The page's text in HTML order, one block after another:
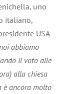
uno
italiano,
USA
abbiamo
il voto alle
alla chiesa
è ancora molto